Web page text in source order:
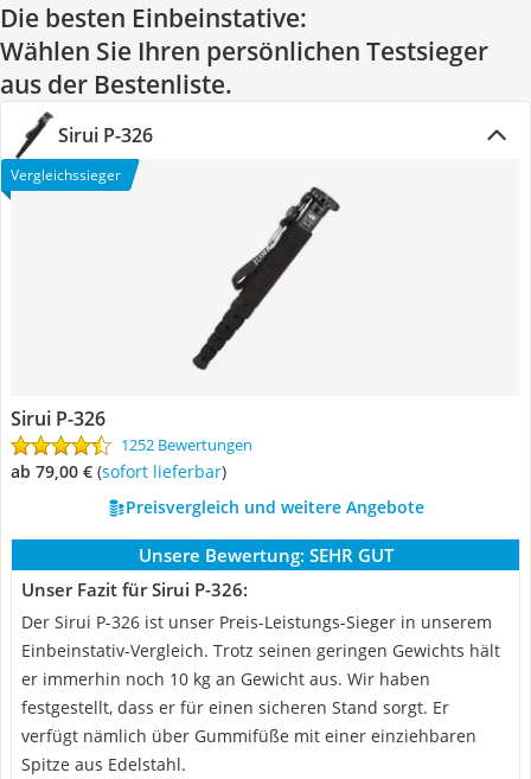
Die besten Einbeinstative:
Wählen Sie Ihren persönlichen Testsieger
aus der Bestenliste.
Sirui P-326
Vergleichssieger
Sirui P-326
1252 Bewertungen
ab 79,00 € ( Sofort lieferbar)
Preisvergleich und weitere Angebote
Unsere Bewertung: SEHR GUT
Unser Fazit für Sirui P-326:
Der Sirui P-326 ist unser Preis-Leistungs-Sieger in unserem
Einbeinstativ-Vergleich. Trotz seinen geringen Gewichts hält
er immerhin noch 10 kg an Gewicht aus. Wir haben
festgestellt, dass er für einen sicheren Stand sorgt. Er
verfügt nämlich über Gummifüße mit einer einziehbaren
Spitze aus Edelstahl.